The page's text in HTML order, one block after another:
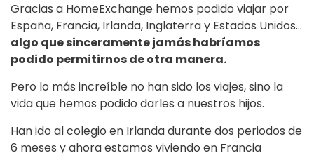
Gracias a HomeExchange hemos podido viajar por
España, Francia, Irlanda, Inglaterra y Estados Unidos…
algo que sinceramente jamás habríamos
podido permitirnos de otra manera.
Pero lo más increíble no han sido los viajes, sino la
vida que hemos podido darles a nuestros hijos.
Han ido al colegio en Irlanda durante dos periodos de
6 meses y ahora estamos viviendo en Francia